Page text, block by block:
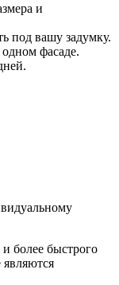
и
под вашу задумку.
фасаде.
более быстрого
являются